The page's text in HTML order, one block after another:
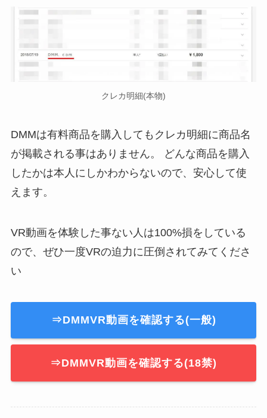
クレカ明細(本物)
DMMは有料商品を購入してもクレカ明細に商品名
が掲載される事はありません。 どんな商品を購入
したかは本人にしかわからないので、安心して使
えます。
VR動画を体験した事ない人は100%損をしている
ので、ぜひ一度VRの迫力に圧倒されてみてくださ
い
⇒DMMVR動画を確認する(一般)
⇒DMMVR動画を確認する(18禁)